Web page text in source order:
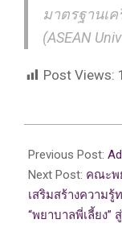
มาตรฐานเ
(ASEAN
Post Views:
05-
05
Previous Post:
Next Post: คณะพ
เสริมสร้างความ
“พยาบาลพี่เลี้ยง”